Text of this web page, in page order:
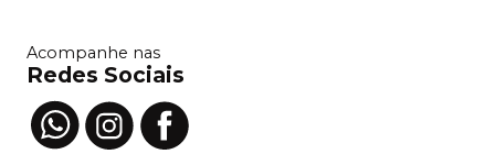
Acompanhe nas
Redes Sociais